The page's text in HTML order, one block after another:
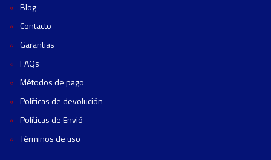
Blog
Contacto
Garantias
FAQs
Métodos de pago
Políticas de devolución
Políticas de Envió
Términos de uso